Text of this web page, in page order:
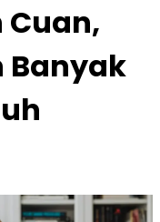
Cuan,
Banyak